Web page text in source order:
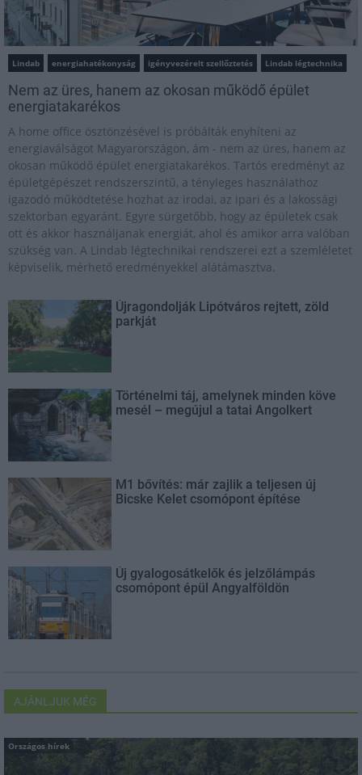
Lindab energiahatékonyság igényvezérelt szellőztetés Lindab légtechnika
Nem az üres, hanem az okosan működő épület
energiatakarékos
A home office ösztönzésével is próbálták enyhíteni az
energiaválságot Magyarországon, ám - nem az üres, hanem az
okosan működő épület energiatakarékos. Tartós eredményt az
épületgépészet rendszerszintű, a tényleges használathoz
igazodó működtetése hozhat az irodai, az ipari és a lakossági
szektorban egyaránt. Egyre sürgetőbb, hogy az épületek csak
ott és akkor használjanak energiát, ahol és amikor arra valóban
szükség van. A Lindab légtechnikai rendszerei ezt a szemléletet
képviselik, mérhető eredményekkel alátámasztva.
Újragondolják Lipótváros rejtett, zöld
parkját
Történelmi táj, amelynek minden köve
mesél – megújul a tatai Angolkert
M1 bővítés: már zajlik a teljesen új
Bicske Kelet csomópont építése
Új gyalogosátkelők és jelzőlámpás
csomópont épül Angyalföldön
AJÁNLJUK MÉG
Országos hírek